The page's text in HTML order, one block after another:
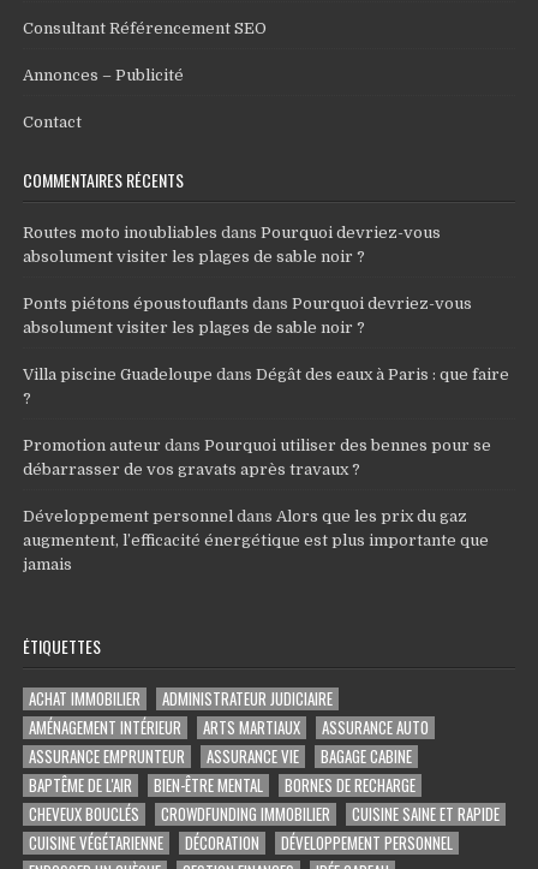
Consultant Référencement SEO
Annonces – Publicité
Contact
COMMENTAIRES RÉCENTS
Routes moto inoubliables dansPourquoi devriez-vous
absolument visiter les plages de sable noir ?
Ponts piétons époustouflants dansPourquoi devriez-vous
absolument visiter les plages de sable noir ?
Villa piscine Guadeloupe dansDégât des eaux à Paris : que faire
?
Promotion auteur dansPourquoi utiliser des bennes pour se
débarrasser de vos gravats après travaux ?
Développement personnel dans Alors que les prix du gaz
augmentent, l’efficacité énergétique est plus importante que
jamais
ÉTIQUETTES
ACHAT IMMOBILIER
ADMINISTRATEUR JUDICIAIRE
AMÉNAGEMENT INTÉRIEUR
ARTS MARTIAUX
ASSURANCE AUTO
ASSURANCE EMPRUNTEUR
ASSURANCE VIE
BAGAGE CABINE
BAPTÊME DE L'AIR
BIEN-ÊTRE MENTAL
BORNES DE RECHARGE
CHEVEUX BOUCLÉS
CROWDFUNDING IMMOBILIER
CUISINE SAINE ET RAPIDE
CUISINE VÉGÉTARIENNE
DÉCORATION
DÉVELOPPEMENT PERSONNEL